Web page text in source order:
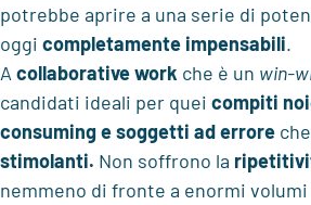
potrebbe aprire a una serie di
oggi completamente impensabili.
A collaborative work che è un win-
candidati ideali per quei compiti
consuming e soggetti ad errore
stimolanti. Non soffrono la
nemmeno di fronte a enormi